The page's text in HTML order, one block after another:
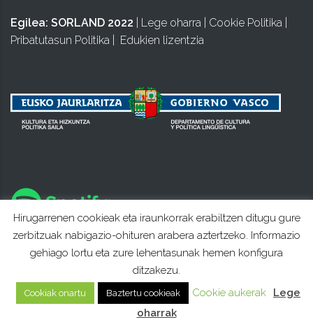
Egilea: SORLAND 2022 Lege oharra Cookie Politika
Pribatutasun Politika
Edukien lizentzia
Hirugarrenen cookieak eta iraunkorrak erabiltzen ditugu gure
zerbitzuak nabigazio-ohituren arabera aztertzeko. Informazio
gehiago lortu eta zure lehentasunak hemen konfigura
ditzakezu.
Cookiak onartu Baztertu cookieak Cookie aukerak
Lege
oharrak